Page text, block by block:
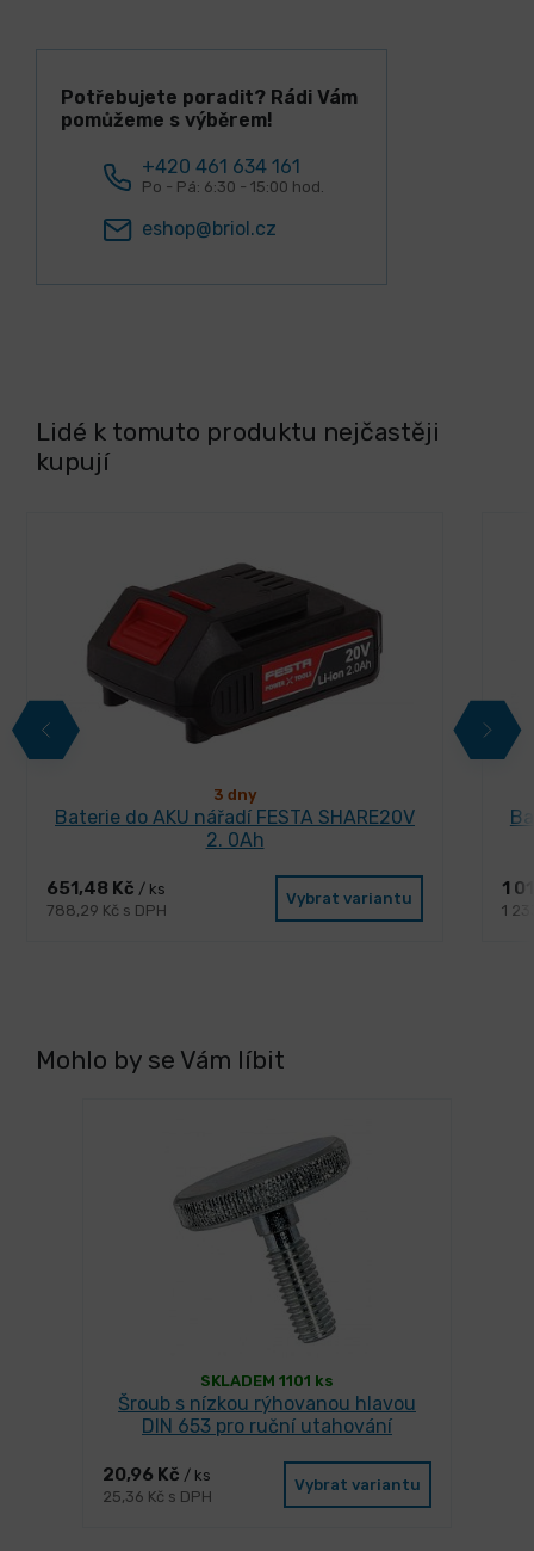
Potřebujete poradit? Rádi Vám
pomůžeme s výběrem!
+420 461 634 161
Po - Pá: 6:30 - 15:00 hod.
eshop@briol.cz
Lidé k tomuto produktu nejčastěji
kupují
3 dny
Baterie do AKU nářadí FESTA SHARE20V
2. 0Ah
651,48 Kč / ks
788,29 Kč s DPH
Vybrat variantu 1
1
Mohlo by se Vám líbit
SKLADEM 1101 ks
Šroub s nízkou rýhovanou hlavou
DIN 653 pro ruční utahování
20,96 Kč / ks
25,36 Kč s DPH
Vybrat variantu